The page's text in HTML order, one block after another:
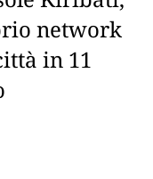
network
in 11